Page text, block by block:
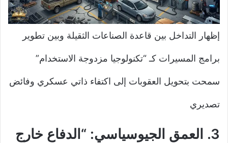
إظهار التداخل بين قاعدة الصناعات الثقيلة وبين تطوير
برامج المسيرات كـ “تكنولوجيا مزدوجة الاستخدام”
سمحت بتحويل العقوبات إلى اكتفاء ذاتي عسكري وفائض
تصديري
3. العمق الجيوسياسي: “الدفاع خارج